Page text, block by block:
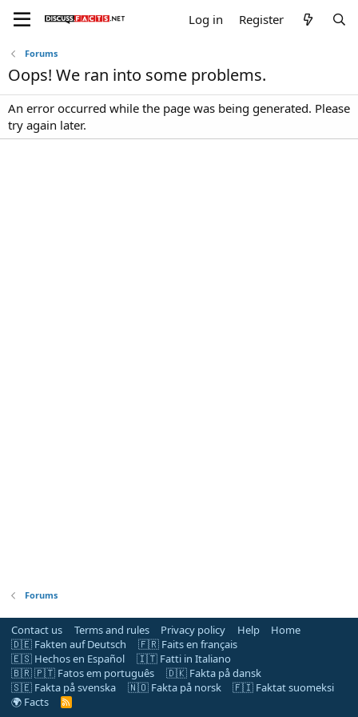
Log in Register
Forums
Oops! We ran into some problems.
An error occurred while the page was being generated. Please
try again later.
Forums
Contact us Terms and rules Privacy policy Help
Home
🇩🇪 Fakten auf Deutsch
🇫🇷 Faits en français
🇪🇸 Hechos en Español
🇮🇹 Fatti in Italiano
🇧🇷 🇵🇹 Fatos em português
🇩🇰 Fakta på dansk
🇸🇪 Fakta på svenska
🇳🇴 Fakta på norsk
🇫🇮 Faktat suomeksi
🌍 Facts
R